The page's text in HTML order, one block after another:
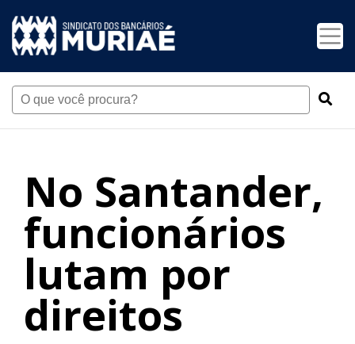
No Santander,
funcionários
lutam por
direitos